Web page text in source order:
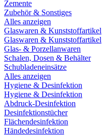
Zemente
Zubehör & Sonstiges
Alles anzeigen
Glaswaren & Kunststoffartikel
Glaswaren & Kunststoffartikel
Glas- & Porzellanwaren
Schalen, Dosen & Behälter
Schubladeneinsätze
Alles anzeigen
Hygiene & Desinfektion
Hygiene & Desinfektion
Abdruck-Desinfektion
Desinfektionstücher
Flächendesinfektion
Händedesinfektion